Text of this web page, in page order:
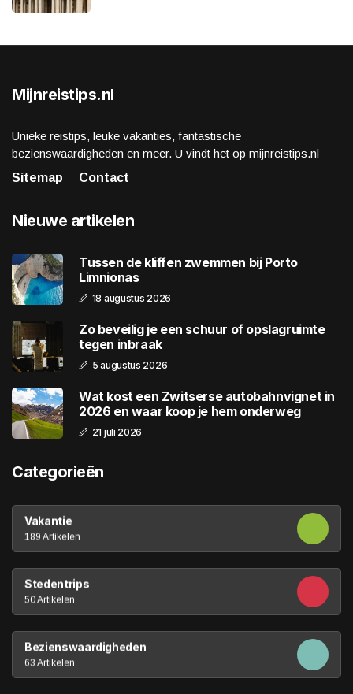
Mijnreistips.nl
Unieke reistips, leuke vakanties, fantastische
bezienswaardigheden en meer. U vindt het op mijnreistips.nl
Sitemap
Contact
Nieuwe artikelen
Tussen de kliffen zwemmen bij Porto
Limnionas
18 augustus 2026
Zo beveilig je een schuur of opslagruimte
tegen inbraak
5 augustus 2026
Wat kost een Zwitserse autobahnvignet in
2026 en waar koop je hem onderweg
21 juli 2026
Categorieën
Vakantie
189 Artikelen
Stedentrips
50 Artikelen
Bezienswaardigheden
63 Artikelen